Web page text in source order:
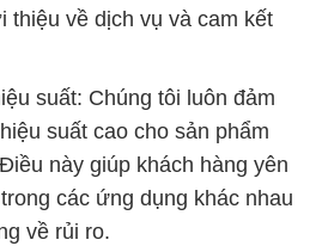
thiệu về dịch vụ và cam kết
suất: Chúng tôi luôn đảm
suất cao cho sản phẩm
này giúp khách hàng yên
các ứng dụng khác nhau
về rủi ro.